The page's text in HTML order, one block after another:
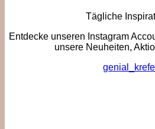
Tägliche
Entdecke unseren Instagram
unsere Neuheiten,